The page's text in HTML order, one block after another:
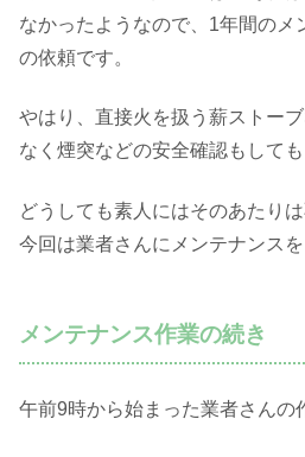
なかったようなので、1年間のメ
の依頼です。
やはり、直接火を扱う薪ストー
なく煙突などの安全確認もしても
どうしても素人にはそのあたり
今回は業者さんにメンテナンスを
メンテナンス作業の続き
午前9時から始まった業者さんの